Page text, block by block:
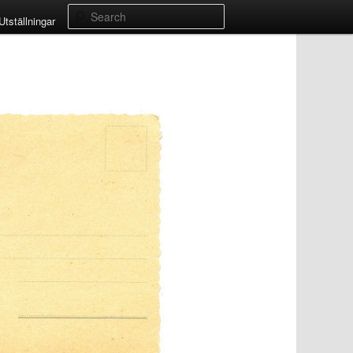
Search